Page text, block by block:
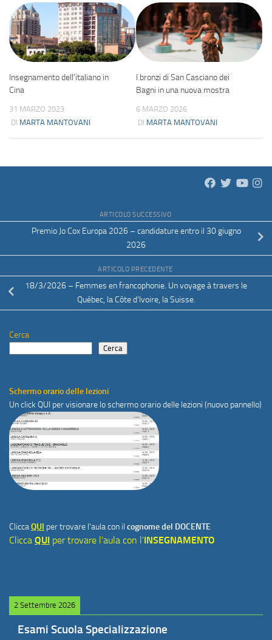
Insegnamento dell’italiano in
Cina
31 MARZO 2023
DI MARTA MANTOVANI
I bronzi di San Casciano dei
Bagni in una nuova mostra
6 MARZO 2026
DI MARTA MANTOVANI
ARTICOLO SUCCESSIVO
Premio Jo Cox Europa 2026 – candidature entro il 30 giugno
2026
ARTICOLO PRECEDENTE
18/3/2026 – Femmes en francophonie. Un voyage à travers le
Québec, la Côte d’Ivoire, la Suisse.
Cerca
Cerca
Schermo orario delle lezioni
Un click QUI per visionare lo schermo orario delle lezioni (nuovo pannello)
CliccaQUI per trovare l'aula con il cognome del DOCENTE
Clicca QUI per trovare l'aula con l'INSEGNAMENTO
2 Settembre 2026
Esami Scuola Specializzazione